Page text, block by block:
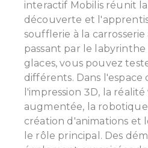
interactif Mobilis réunit
découverte et
soufflerie à la
passant par le labyrinthe
glaces, vous pouvez
différents. Dans l'espace
l'impression 3D, la
augmentée, la
création d'animations et
le rôle principal. Des